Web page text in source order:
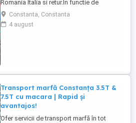
Romania Italia si retur.In functie de
comenzi si clienti ajungem acolo unde
aveti nevoie! Tariful este de 1EURO/kg.
Constanta, Constanta
4 august
Transport marfă Constanța 3.5T &
7.5T cu macara | Rapid și
avantajos!
Ofer servicii de transport marfă în tot